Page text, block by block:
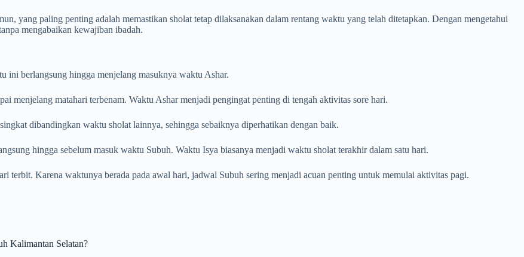
yang paling penting adalah memastikan sholat tetap dilaksanakan dalam rentang waktu yang telah ditetapkan. Dengan mengetahui
mengabaikan kewajiban ibadah.
ini berlangsung hingga menjelang masuknya waktu Ashar.
menjelang matahari terbenam. Waktu Ashar menjadi pengingat penting di tengah aktivitas sore hari.
dibandingkan waktu sholat lainnya, sehingga sebaiknya diperhatikan dengan baik.
hingga sebelum masuk waktu Subuh. Waktu Isya biasanya menjadi waktu sholat terakhir dalam satu hari.
terbit. Karena waktunya berada pada awal hari, jadwal Subuh sering menjadi acuan penting untuk memulai aktivitas pagi.
Kalimantan Selatan?